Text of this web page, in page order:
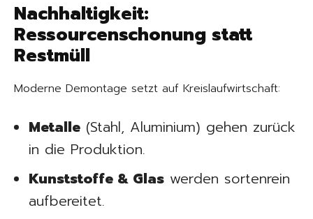
Nachhaltigkeit:
Ressourcenschonung statt
Restmüll
Moderne Demontage setzt auf Kreislaufwirtschaft:
Metalle (Stahl, Aluminium) gehen zurück
in die Produktion.
Kunststoffe & Glas werden sortenrein
aufbereitet.